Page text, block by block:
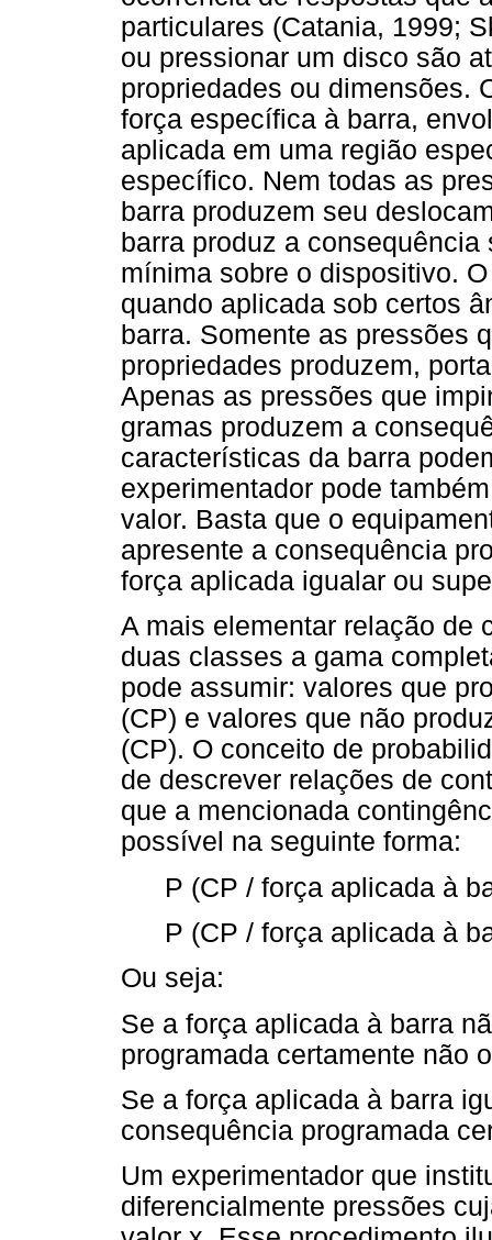
particulares (Catania, 1999;
ou pressionar um disco são
propriedades ou dimensões.
força específica à barra,
aplicada em uma região
específico. Nem todas as
barra produzem seu
barra produz a
mínima sobre o dispositivo.
quando aplicada sob certos
barra. Somente as pressões
propriedades produzem,
Apenas as pressões que
gramas produzem a
características da barra
experimentador pode
valor. Basta que o
apresente a consequência
força aplicada igualar ou
A mais elementar relação de
duas classes a gama
pode assumir: valores que
(CP) e valores que não
(CP). O conceito de
de descrever relações de
que a mencionada
possível na seguinte forma:
P (CP / força aplicada à
P (CP / força aplicada à
Ou seja:
Se a força aplicada à barra
programada certamente não
Se a força aplicada à barra
consequência programada
Um experimentador que
diferencialmente pressões